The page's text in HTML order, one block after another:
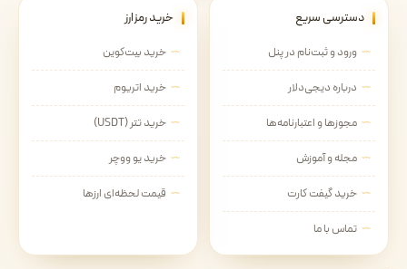
دسترسی سریع
ورود و ثبت‌نام در پنل
درباره دیجی‌دلار
مجوزها و اعتبارنامه‌ها
مجله و آموزش
خرید گیفت کارت
تماس با ما
خرید رمزارز
خرید بیت‌کوین
خرید اتریوم
خرید تتر (USDT)
خرید یو ووچر
قیمت لحظه‌ای ارزها